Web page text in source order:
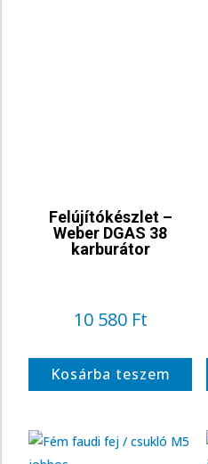
Felújítókészlet –
Weber DGAS 38
karburátor
10 580 Ft
Kosárba teszem